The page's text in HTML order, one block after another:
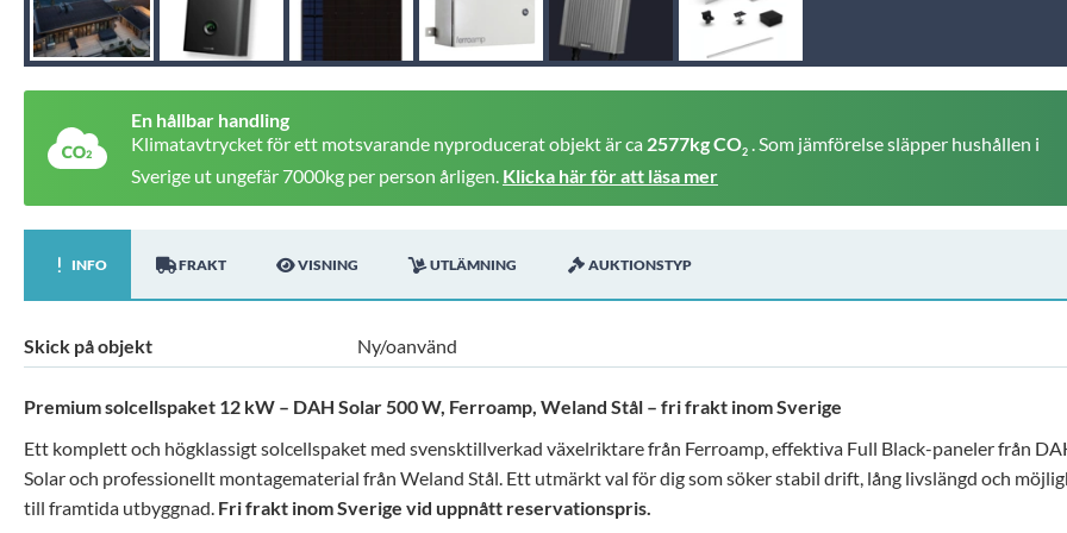
En hållbar handling
Klimatavtrycket för ett motsvarande nyproducerat objekt är ca 2577kg CO2 . Som jämförelse släpper hushållen i
Sverige ut ungefär 7000kg per person årligen. Klicka här för att läsa mer
INFO FRAKT VISNING UTLÄMNING AUKTIONSTYP
Skick på objekt Ny/oanvänd
Premium solcellspaket 12 kW – DAH Solar 500 W, Ferroamp, Weland Stål – fri frakt inom Sverige
Ett komplett och högklassigt solcellspaket med svensktillverkad växelriktare från Ferroamp, effektiva Full Black-paneler från
Solar och professionellt montagematerial från Weland Stål. Ett utmärkt val för dig som söker stabil drift, lång livslängd och
till framtida utbyggnad. Fri frakt inom Sverige vid uppnått reservationspris.